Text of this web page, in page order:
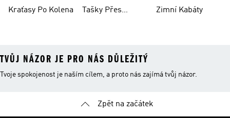
Kraťasy Po Kolena
Tašky Přes
Zimní Kabáty
TVŮJ NÁZOR JE PRO NÁS DŮLEŽITÝ
Tvoje spokojenost je naším cílem, a proto nás zajímá tvůj názor.
Zpět na začátek